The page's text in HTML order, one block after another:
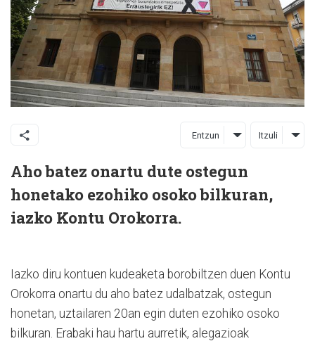
Entzun Itzuli
Aho batez onartu dute ostegun
honetako ezohiko osoko bilkuran,
iazko Kontu Orokorra.
Iazko diru kontuen kudeaketa borobiltzen duen Kontu
Orokorra onartu du aho batez udalbatzak, ostegun
honetan, uztailaren 20an egin duten ezohiko osoko
bilkuran. Erabaki hau hartu aurretik, alegazioak